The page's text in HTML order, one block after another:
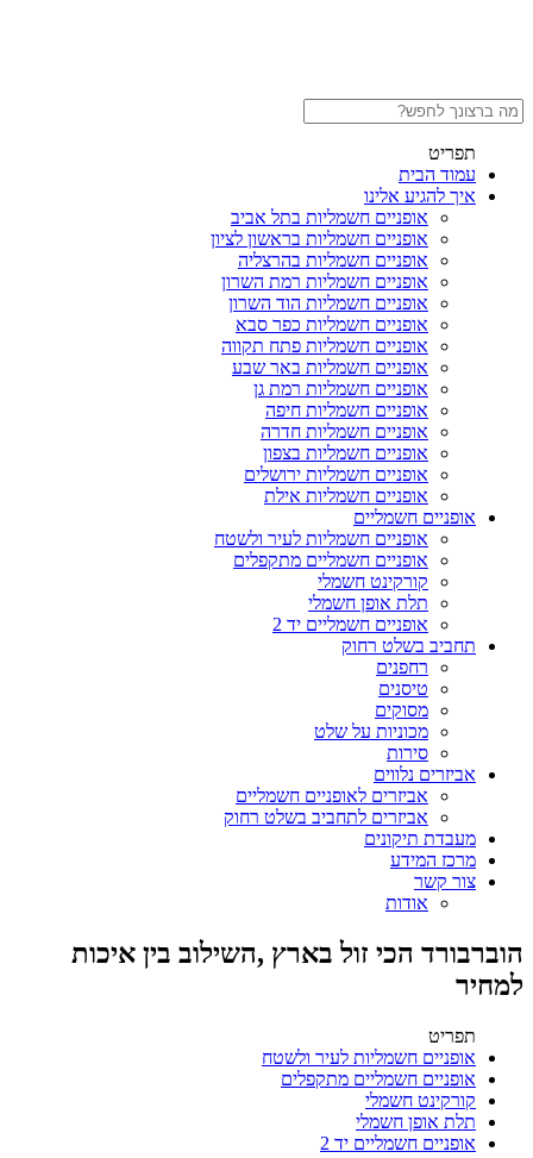
תפריט
עמוד הבית
איך להגיע אלינו
אופניים חשמליות בתל אביב
אופניים חשמליות בראשון לציון
אופניים חשמליות בהרצליה
אופניים חשמליות רמת השרון
אופניים חשמליות הוד השרון
אופניים חשמליות כפר סבא
אופניים חשמליות פתח תקווה
אופניים חשמליות באר שבע
אופניים חשמליות רמת גן
אופניים חשמליות חיפה
אופניים חשמליות חדרה
אופניים חשמליות בצפון
אופניים חשמליות ירושלים
אופניים חשמליות אילת
אופניים חשמליים
אופניים חשמליות לעיר ולשטח
אופניים חשמליים מתקפלים
קורקינט חשמלי
תלת אופן חשמלי
אופניים חשמליים יד 2
תחביב בשלט רחוק
רחפנים
טיסנים
מסוקים
מכוניות על שלט
סירות
אביזרים נלווים
אביזרים לאופניים חשמליים
אביזרים לתחביב בשלט רחוק
מעבדת תיקונים
מרכז המידע
צור קשר
אודות
הוברבורד הכי זול בארץ ,השילוב בין איכות
למחיר
תפריט
אופניים חשמליות לעיר ולשטח
אופניים חשמליים מתקפלים
קורקינט חשמלי
תלת אופן חשמלי
אופניים חשמליים יד 2